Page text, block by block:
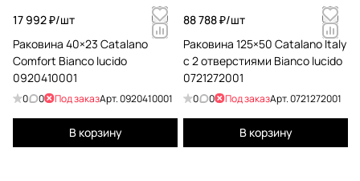
17 992 ₽/шт
Раковина 40×23 Catalano
Comfort Bianco lucido
0920410001
0 0 Под заказАрт.0920410001
В корзину
88 788 ₽/шт
Раковина 125×50 Catalano Italy
c 2 отверстиями Bianco lucido
0721272001
0 0 Под заказАрт.0721272001
В корзину